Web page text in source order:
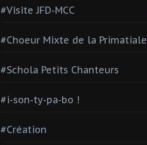
#Visite JFD-MCC
#Choeur Mixte de la Primatiale
#Schola Petits Chanteurs
#i-son-ty-pa-bo !
#Création